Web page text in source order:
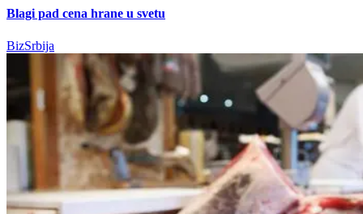
Blagi pad cena hrane u svetu
BizSrbija